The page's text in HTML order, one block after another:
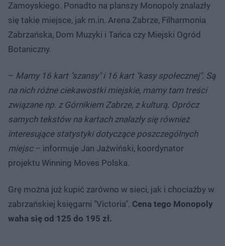
Zamoyskiego. Ponadto na planszy Monopoly znalazły
się takie miejsce, jak m.in. Arena Zabrze, Filharmonia
Zabrzańska, Dom Muzyki i Tańca czy Miejski Ogród
Botaniczny.
– Mamy 16 kart "szansy" i 16 kart "kasy społecznej". Są
na nich różne ciekawostki miejskie, mamy tam treści
związane np. z Górnikiem Zabrze, z kulturą. Oprócz
samych tekstów na kartach znalazły się również
interesujące statystyki dotyczące poszczególnych
miejsc– informuje Jan Jaźwiński, koordynator
projektu Winning Moves Polska.
Grę można już kupić zarówno w sieci, jak i chociażby w
zabrzańskiej księgarni "Victoria". Cena tego Monopoly
waha się od 125 do 195 zł.